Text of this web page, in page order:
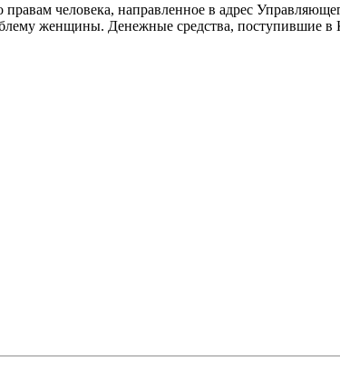
человека, направленное в адрес
женщины. Денежные средства, поступившие